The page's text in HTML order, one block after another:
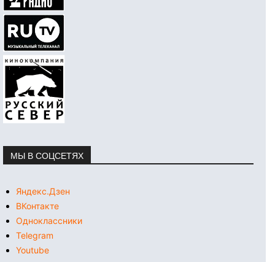
МЫ В СОЦСЕТЯХ
Яндекс.Дзен
ВКонтакте
Одноклассники
Telegram
Youtube